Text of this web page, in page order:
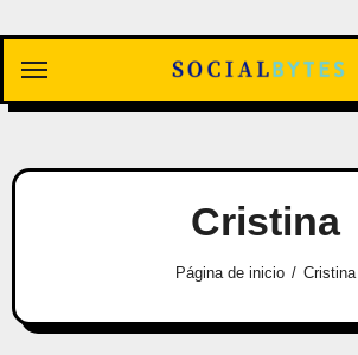
contenido
Cristina
Página de inicio Cristina